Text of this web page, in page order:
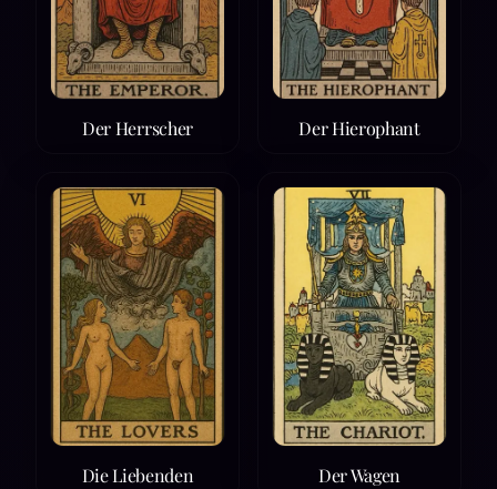
Der Herrscher Der Hierophant
Die Liebenden Der Wagen